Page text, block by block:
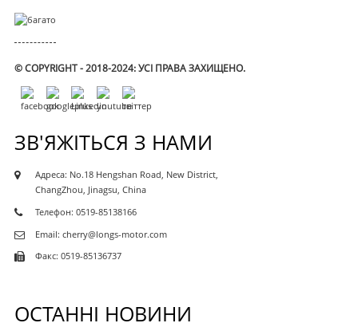
© COPYRIGHT - 2018-2024: УСІ ПРАВА ЗАХИЩЕНО.
ЗВ'ЯЖІТЬСЯ З НАМИ
Адреса: No.18 Hengshan Road, New District,
ChangZhou, Jinagsu, China
Телефон: 0519-85138166
Email: cherry@longs-motor.com
Факс: 0519-85136737
ОСТАННІ НОВИНИ